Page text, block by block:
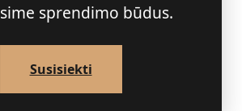
sprendimo būdus.
Susisiekti